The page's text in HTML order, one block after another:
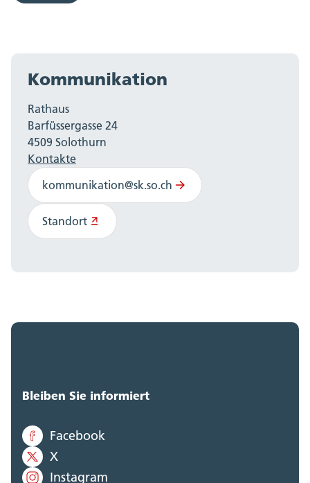
Kommunikation
Rathaus
Barfüssergasse 24
4509 Solothurn
Kontakte
kommunikation@sk.so.ch
Standort
Bleiben Sie informiert
Facebook
X
Instagram